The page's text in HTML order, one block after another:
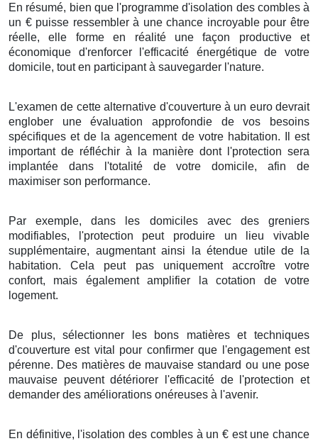
En résumé, bien que l'programme d'isolation des comblesà
un €puisse ressembler à unechance incroyablepour être
réelle, elle formeen réalité unefaçon productiveet
économique d'renforcer l'efficacité énergétiquede votre
domicile, tout en participantà sauvegarder l'nature.
L'examen de cettealternative d'couvertureà un eurodevrait
englober uneévaluation approfondie de vos
besoins
spécifiques et de laagencementde votre habitation. Il est
importantde réfléchir à la manière dont l'protection sera
implantée dans l'totalitéde votredomicile,afin de
maximiser son performance.
Par exemple, dans les domicilesavec desgreniers
modifiables, l'protection peut produire un lieu
vivable
supplémentaire, augmentantainsi laétendue utilede la
habitation.Cela peut pas uniquement accroîtrevotre
confort, mais également amplifier lacotation de votre
logement.
De plus,sélectionner les bons matièresettechniques
d'couverture est vital pour confirmerque l'engagementest
pérenne. Des matièresde mauvaise standard ou une pose
mauvaise peuventdétériorer l'efficacité de l'protection et
demander des améliorations onéreuses à l'avenir.
En définitive, l'isolation des comblesà un €est unechance